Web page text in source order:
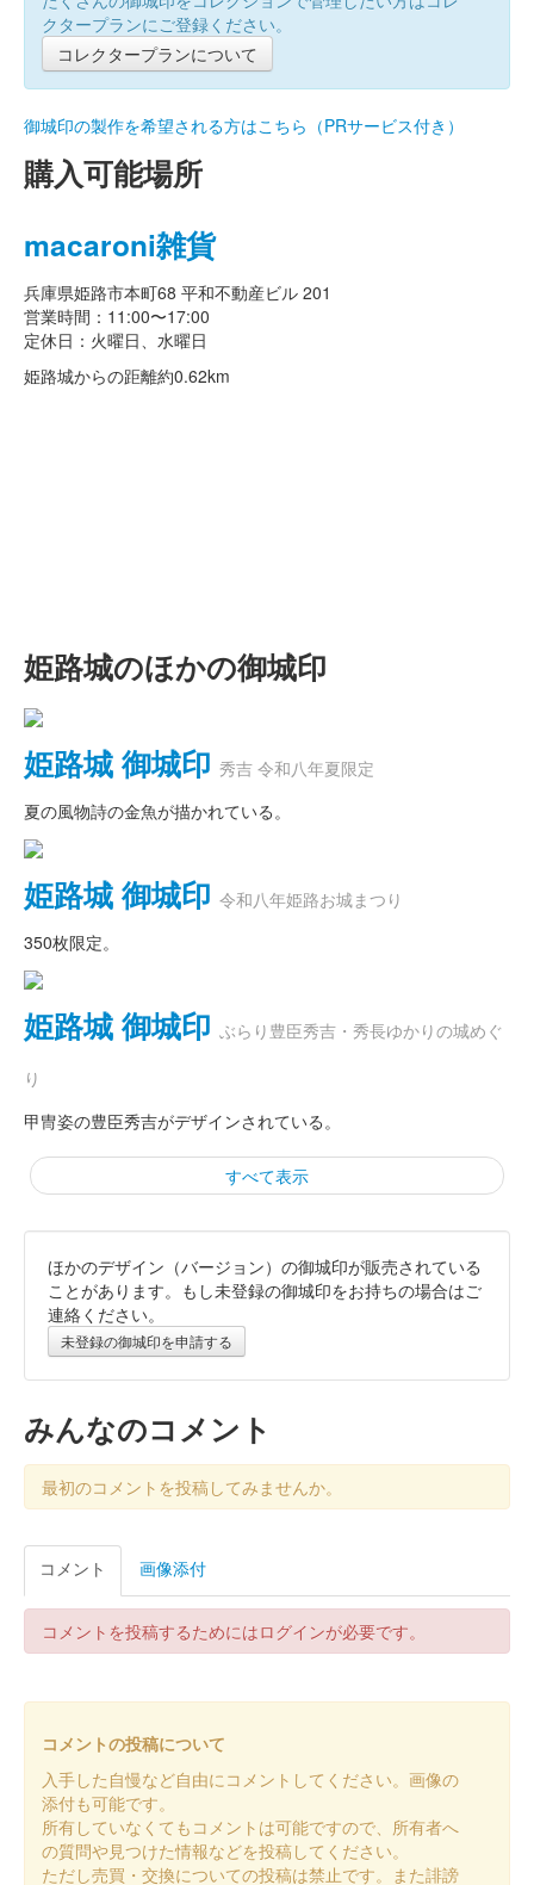
クタープランにご登録ください。
コレクタープランについて
御城印の製作を希望される方はこちら（PRサービス付き）
購入可能場所
macaroni雑貨
兵庫県姫路市本町68 平和不動産ビル 201
営業時間：11:00〜17:00
定休日：火曜日、水曜日
姫路城からの距離約0.62km
姫路城のほかの御城印
姫路城 御城印 秀吉 令和八年夏限定
夏の風物詩の金魚が描かれている。
姫路城 御城印 令和八年姫路お城まつり
350枚限定。
姫路城 御城印 ぶらり豊臣秀吉・秀長ゆかりの城めぐ
り
甲冑姿の豊臣秀吉がデザインされている。
すべて表示
姫路城 御城印 秀吉 春の陣
販売終了
姫路城 御城印 令和八年新春 金
販売終了
干支の馬と姫路城がデザインされている
姫路城 御城印
販売終了
姫路城 御城印 播磨冬の陣
販売終了
ほかのデザイン（バージョン）の御城印が販売されている
ことがあります。もし未登録の御城印をお持ちの場合はご
連絡ください。
未登録の御城印を申請する
みんなのコメント
最初のコメントを投稿してみませんか。
コメント 画像添付
コメントを投稿するためにはログインが必要です。
コメントの投稿について
入手した自慢など自由にコメントしてください。画像の
添付も可能です。
所有していなくてもコメントは可能ですので、所有者へ
の質問や見つけた情報などを投稿してください。
ただし売買・交換についての投稿は禁止です。また誹謗